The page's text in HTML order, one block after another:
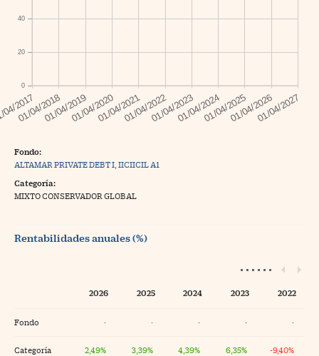
0
20
40
Fondo:
ALTAMAR PRIVATE DEBT I, IICIICIL A1
Categoría:
MIXTO CONSERVADOR GLOBAL
Rentabilidades anuales (%)
2026 2025 2024 2023 2022
Fondo · · · · ·
Categoría 2,49% 3,39% 4,39% 6,35% -9,40%